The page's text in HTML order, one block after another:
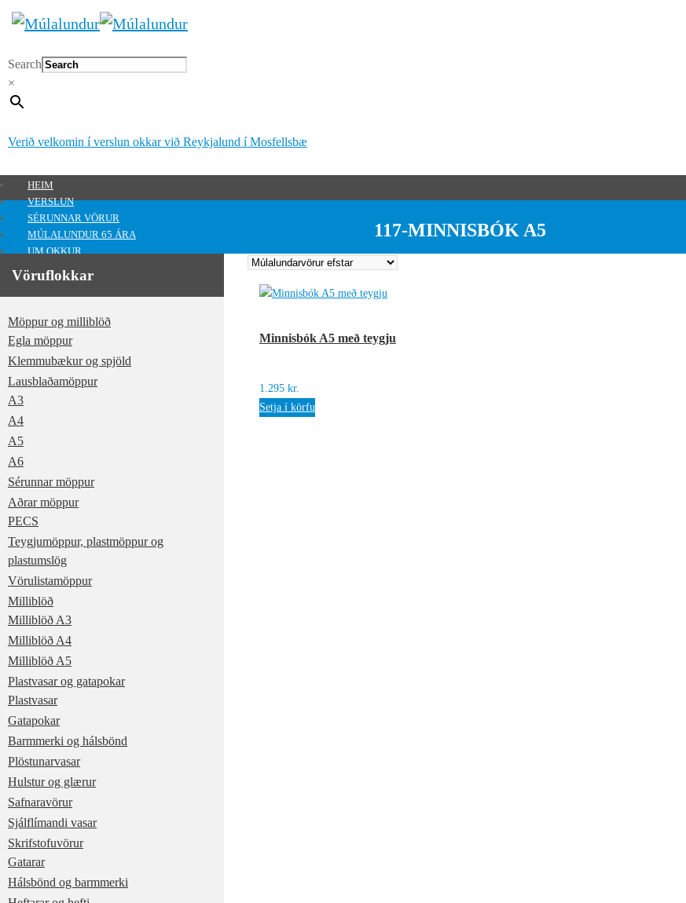
Search
×
Verið velkomin í verslun okkar við Reykjalund í Mosfellsbæ
HEIM
VERSLUN
SÉRUNNAR VÖRUR
MÚLALUNDUR 65 ÁRA
UM OKKUR
HAFA SAMBAND
MITT SVÆÐI
0kr.
117-MINNISBÓK A5
Minnisbók A5 með teygju
1.295 kr.
Setja í körfu
Vöruflokkar
Möppur og milliblöð
Egla möppur
Klemmubækur og spjöld
Lausblaðamöppur
A3
A4
A5
A6
Sérunnar möppur
Aðrar möppur
PECS
Teygjumöppur, plastmöppur og
plastumslög
Vörulistamöppur
Milliblöð
Milliblöð A3
Milliblöð A4
Milliblöð A5
Plastvasar og gatapokar
Plastvasar
Gatapokar
Barmmerki og hálsbönd
Plöstunarvasar
Hulstur og glærur
Safnaravörur
Sjálflímandi vasar
Skrifstofuvörur
Gatarar
Hálsbönd og barmmerki